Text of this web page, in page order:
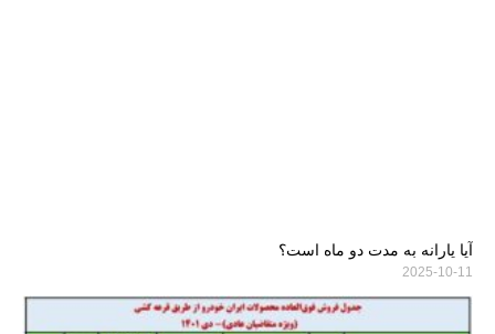
آیا یارانه به مدت دو ماه است؟
2025-10-11